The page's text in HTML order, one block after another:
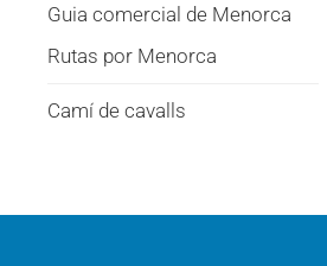
Guia comercial de Menorca
Rutas por Menorca
Camí de cavalls